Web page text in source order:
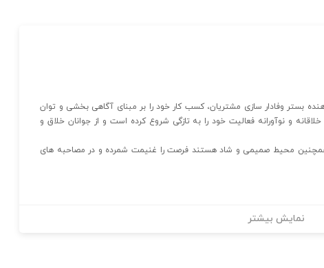
بستر وفادار سازی مشتریان، کسب کار خود را بر مبنای آگاهی بخشی و توان
و نوآورانه فعالیت خود را به تازگی شروع کرده است و از جوانان خلاق و
همچنین محیط صمیمی و شاد هستند فرصت را غنیمت شمرده و در مصاحبه های
نمایش بیشتر